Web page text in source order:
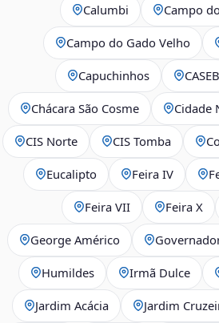
Calumbi Campo
Campo do Gado Velho
Capuchinhos CASEB
Chácara São Cosme Cidade
CIS Norte CIS Tomba
Eucalipto Feira IV
Feira VII Feira X
George Américo
Humildes Irmã Dulce
Jardim Acácia Jardim